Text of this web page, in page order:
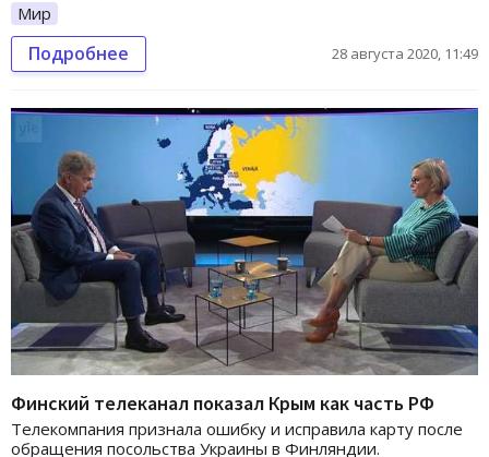
Мир
Подробнее 28 августа 2020, 11:49
Финский телеканал показал Крым как часть РФ
Телекомпания признала ошибку и исправила карту после
обращения посольства Украины в Финляндии.